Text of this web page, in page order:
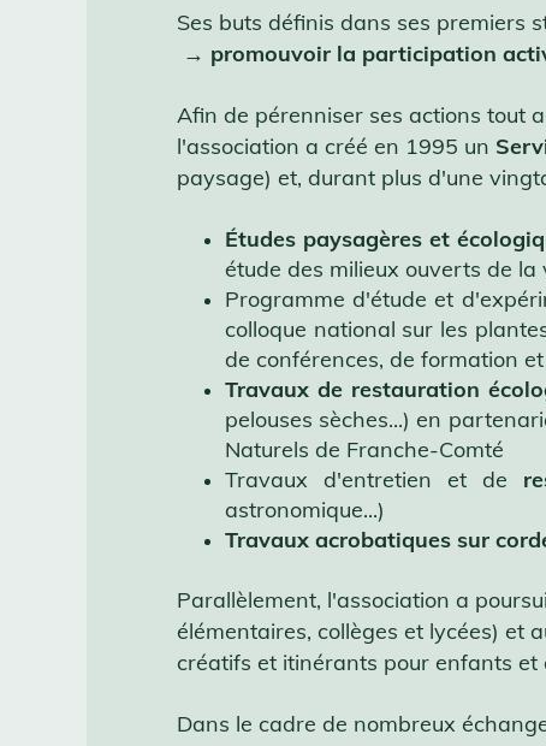
Ses buts définis dans ses premiers
→ promouvoir la participation
Afin de pérenniser ses actions tout
l'association a créé en 1995 un
paysage) et, durant plus d'une
Études paysagères et
étude des milieux ouverts de
Programme d'étude et
colloque national sur les
de conférences, de formation
Travaux de restauration
pelouses sèches...) en
Naturels de Franche-Comté
Travaux d'entretien et de
astronomique...)
Travaux acrobatiques sur
Parallèlement, l'association a
élémentaires, collèges et lycées) et
créatifs et itinérants pour enfants et
Dans le cadre de nombreux